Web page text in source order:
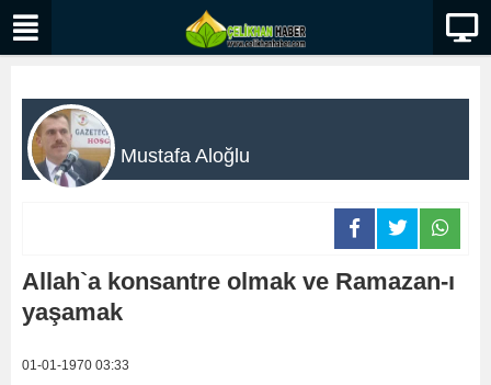
Mustafa Aloğlu
Allah`a konsantre olmak ve Ramazan-ı
yaşamak
01-01-1970 03:33